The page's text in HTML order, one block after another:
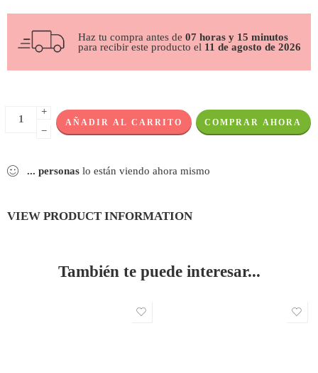
Haz tu compra antes de 07 horas y 15 minutos
para recibir este producto el 11 de agosto de 2026
+
−
AÑADIR AL CARRITO COMPRAR AHORA
... personas lo están viendo ahora mismo
VIEW PRODUCT INFORMATION
También te puede interesar...